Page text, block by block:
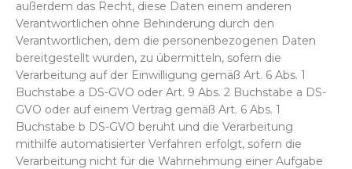
außerdem das Recht, diese Daten einem anderen
Verantwortlichen ohne Behinderung durch den
Verantwortlichen, dem die personenbezogenen Daten
bereitgestellt wurden, zu übermitteln, sofern die
Verarbeitung auf der Einwilligung gemäß Art. 6 Abs. 1
Buchstabe a DS-GVO oder Art. 9 Abs. 2 Buchstabe a DS-
GVO oder auf einem Vertrag gemäß Art. 6 Abs. 1
Buchstabe b DS-GVO beruht und die Verarbeitung
mithilfe automatisierter Verfahren erfolgt, sofern die
Verarbeitung nicht für die Wahrnehmung einer Aufgabe